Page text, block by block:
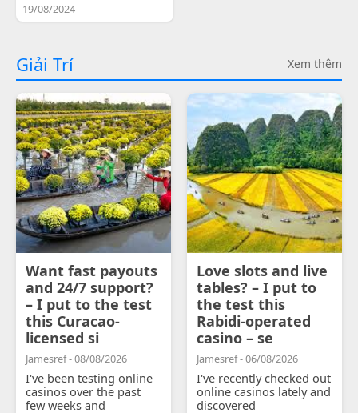
19/08/2024
Giải Trí Xem thêm
Want fast payouts
and 24/7 support?
– I put to the test
this Curacao-
licensed si
Jamesref - 08/08/2026
I've been testing online
casinos over the past
few weeks and
Love slots and live
tables? – I put to
the test this
Rabidi-operated
casino – se
Jamesref - 06/08/2026
I've recently checked out
online casinos lately and
discovered